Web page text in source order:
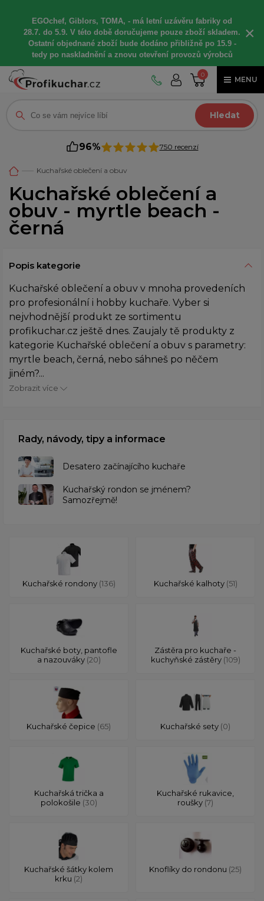
EGOchef, Giblors, TOMA, - má letní uzávěru fabriky od
28.7. do 5.9. V této době doručujeme pouze zboží skladem.
Ostatní objednané zboží bude dodáno přibližně po 15.9 -
tedy po naskladnění a znovu otevření provozů výrobců
×
0
MENU
Hledat
96% 750 recenzí
Kuchařské oblečení a obuv
Kuchařské oblečení a
obuv - myrtle beach -
černá
Popis kategorie
Kuchařské oblečení a obuv v mnoha provedeních
pro profesionální i hobby kuchaře. Vyber si
nejvhodnější produkt ze sortimentu
profikuchar.cz ještě dnes. Zaujaly tě produkty z
kategorie Kuchařské oblečení a obuv s parametry:
myrtle beach, černá, nebo sáhneš po něčem
jiném?...
Zobrazit více
Rady, návody, tipy a informace
Desatero začínajícího kuchaře
Kuchařský rondon se jménem?
Samozřejmě!
Kuchařské rondony (136) Kuchařské kalhoty (51)
Kuchařské boty, pantofle
a nazouváky (20)
Zástěra pro kuchaře -
kuchyňské zástěry (109)
Kuchařské čepice (65) Kuchařské sety (0)
Kuchařská trička a
polokošile (30)
Kuchařské rukavice,
roušky (7)
Kuchařské šátky kolem
krku (2)
Knoflíky do rondonu (25)